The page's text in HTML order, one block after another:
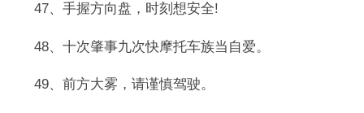
47、手握方向盘，时刻想安全!
48、十次肇事九次快摩托车族当自爱。
49、前方大雾，请谨慎驾驶。